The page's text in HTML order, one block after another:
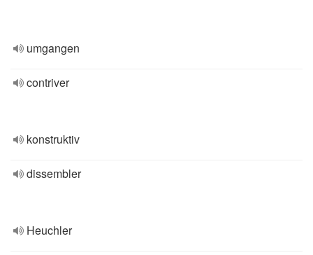
umgangen
contriver
konstruktiv
dissembler
Heuchler